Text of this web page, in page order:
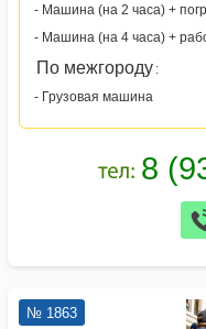
- Машина (на 2 часа) +
- Машина (на 4 часа) +
По межгороду :
- Грузовая машина
№ 1863